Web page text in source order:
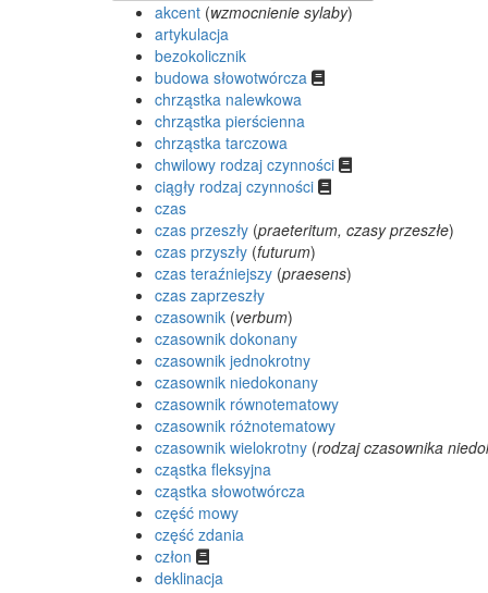
akcent (wzmocnienie sylaby)
artykulacja
bezokolicznik
budowa słowotwórcza
chrząstka nalewkowa
chrząstka pierścienna
chrząstka tarczowa
chwilowy rodzaj czynności
ciągły rodzaj czynności
czas
czas przeszły (praeteritum, czasy przeszłe)
czas przyszły (futurum)
czas teraźniejszy (praesens)
czas zaprzeszły
czasownik (verbum)
czasownik dokonany
czasownik jednokrotny
czasownik niedokonany
czasownik równotematowy
czasownik różnotematowy
czasownik wielokrotny (rodzaj czasownika
cząstka fleksyjna
cząstka słowotwórcza
część mowy
część zdania
człon
deklinacja